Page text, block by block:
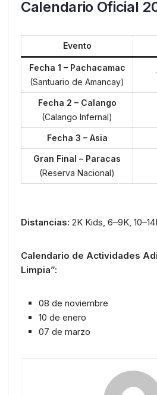
Calendario Oficial
Evento
Fecha 1 – Pachacamac
(Santuario de Amancay)
Fecha 2 – Calango
(Calango Infernal)
Fecha 3 – Asia
Gran Final – Paracas
(Reserva Nacional)
Distancias: 2K Kids, 6–9K,
Calendario de Actividades
Limpia”:
08 de noviembre
10 de enero
07 de marzo